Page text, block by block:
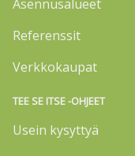
Asennusalueet
Referenssit
Verkkokaupat
TEE SE ITSE -OHJEET
Usein kysyttyä